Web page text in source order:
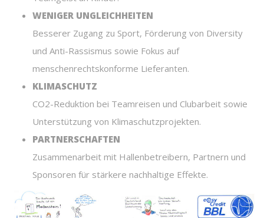
WENIGER UNGLEICHHEITEN
Besserer Zugang zu Sport, Förderung von Diversity
und Anti-Rassismus sowie Fokus auf
menschenrechtskonforme Lieferanten.
KLIMASCHUTZ
CO2-Reduktion bei Teamreisen und Clubarbeit sowie
Unterstützung von Klimaschutzprojekten.
PARTNERSCHAFTEN
Zusammenarbeit mit Hallenbetreibern, Partnern und
Sponsoren für stärkere nachhaltige Effekte.